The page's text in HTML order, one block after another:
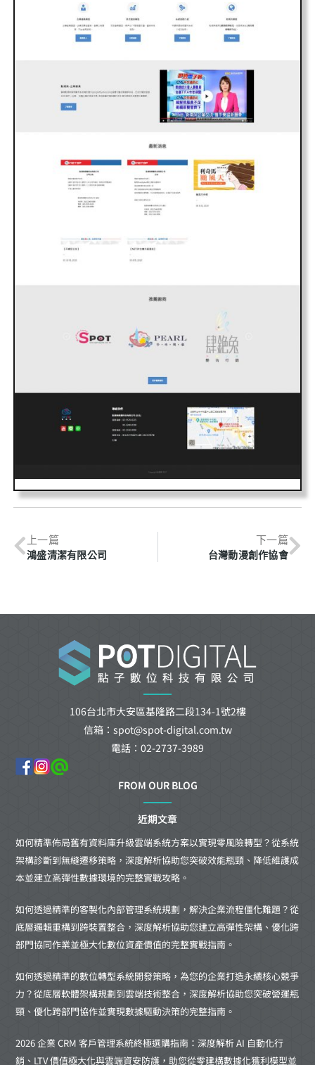
上一篇
鴻盛清潔有限公司
下一篇
台灣動漫創作協會
106台北市大安區基隆路二段134-1號2樓
信箱：spot@spot-digital.com.tw
電話：02-2737-3989
FROM OUR BLOG
近期文章
如何精準佈局舊有資料庫升級雲端系統方案以實現零風險轉型？從系統
架構診斷到無縫遷移策略，深度解析協助您突破效能瓶頸、降低維護成
本並建立高彈性數據環境的完整實戰攻略。
如何透過精準的客製化內部管理系統規劃，解決企業流程僵化難題？從
底層邏輯重構到跨裝置整合，深度解析協助您建立高彈性架構、優化跨
部門協同作業並極大化數位資產價值的完整實戰指南。
如何透過精準的數位轉型系統開發策略，為您的企業打造永續核心競爭
力？從底層軟體架構規劃到雲端技術整合，深度解析協助您突破營運瓶
頸、優化跨部門協作並實現數據驅動決策的完整指南。
2026 企業 CRM 客戶管理系統終極選購指南：深度解析 AI 自動化行
銷、LTV 價值極大化與雲端資安防護，助您從零建構數據化獲利模型並